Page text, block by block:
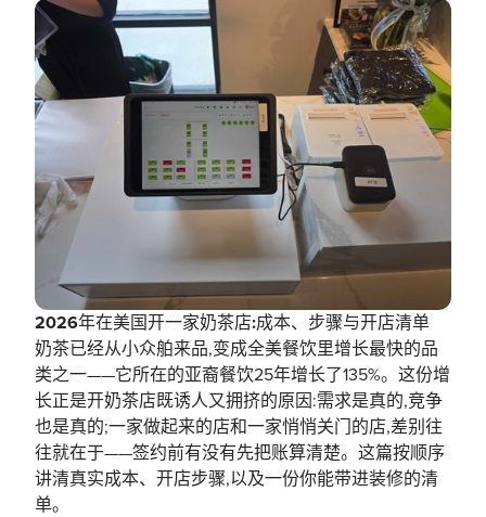
2026年在美国开一家奶茶店:成本、步骤与开店清单
奶茶已经从小众舶来品,变成全美餐饮里增长最快的品
类之一——它所在的亚裔餐饮25年增长了135%。这份增
长正是开奶茶店既诱人又拥挤的原因:需求是真的,竞争
也是真的;一家做起来的店和一家悄悄关门的店,差别往
往就在于——签约前有没有先把账算清楚。这篇按顺序
讲清真实成本、开店步骤,以及一份你能带进装修的清
单。